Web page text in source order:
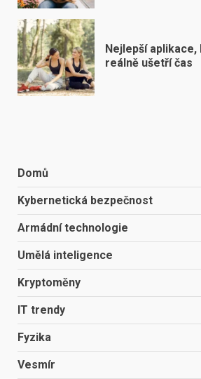
Nejlepší
reálně ušetří čas
Domů
Kybernetická bezpečnost
Armádní technologie
Umělá inteligence
Kryptoměny
IT trendy
Fyzika
Vesmír